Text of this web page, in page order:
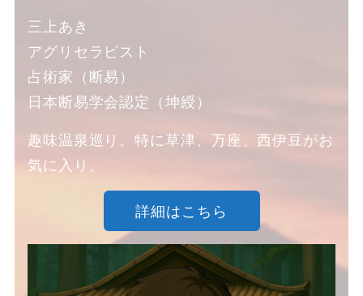
三上あき
アグリセラピスト
占術家（断易）
日本断易学会認定（坤綬）
趣味温泉巡り。特に草津、万座、西伊豆がお
気に入り。
詳細はこちら